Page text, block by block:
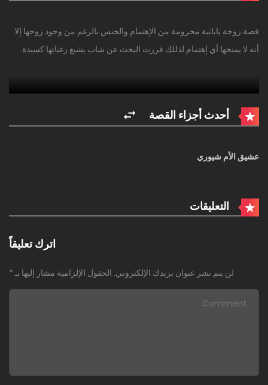
قصة زوجة يابانية محرومة من الإهتمام والجنس بالرغم من وجود زوجها إلا
أنه لا يمنحها أي إهتمام لذللك قررت البحث عن شاب يشبع رغباتها كسيدة.
أحدث أجزاء القصة
عشيق الأم شيوري
التعليقات
اترك تعليقاً
لن يتم نشر عنوان بريدك الإلكتروني. الحقول الإلزامية مشار إليها بـ *